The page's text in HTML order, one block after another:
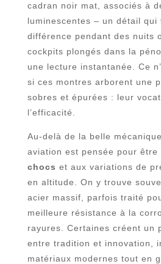
cadran noir mat, associés à
luminescentes – un détail qui
différence pendant des nuits
cockpits plongés dans la
une lecture instantanée. Ce
si ces montres arborent une
sobres et épurées : leur
l’efficacité.
Au-delà de la belle
aviation est pensée pour être
chocs et aux variations de
en altitude. On y trouve
acier massif, parfois traité
meilleure résistance à la
rayures. Certaines créent un
entre tradition et innovation,
matériaux modernes tout en